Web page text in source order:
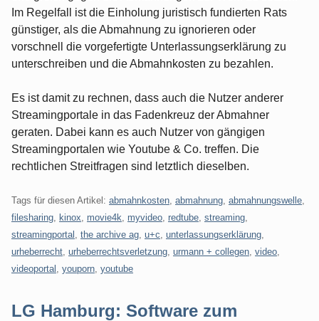
Im Regelfall ist die Einholung juristisch fundierten Rats
günstiger, als die Abmahnung zu ignorieren oder
vorschnell die vorgefertigte Unterlassungserklärung zu
unterschreiben und die Abmahnkosten zu bezahlen.
Es ist damit zu rechnen, dass auch die Nutzer anderer
Streamingportale in das Fadenkreuz der Abmahner
geraten. Dabei kann es auch Nutzer von gängigen
Streamingportalen wie Youtube & Co. treffen. Die
rechtlichen Streitfragen sind letztlich dieselben.
Tags für diesen Artikel: abmahnkosten abmahnung abmahnungswelle
filesharing
kinox movie4k myvideo redtube streaming
streamingportal
the archive ag u+c unterlassungserklärung
urheberrecht urheberrechtsverletzung urmann + collegen video
videoportal
youporn youtube
LG Hamburg: Software zum